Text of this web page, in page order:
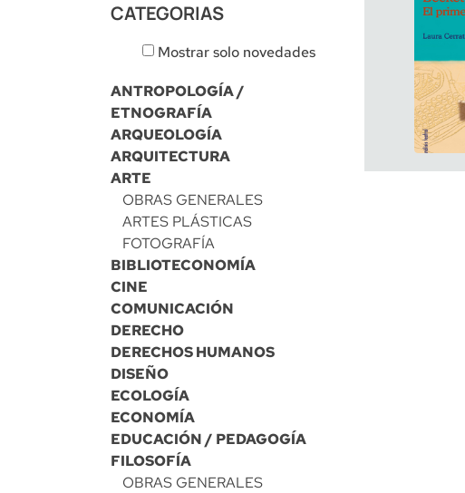
CATEGORIAS
Mostrar solo novedades
ANTROPOLOGÍA /
ETNOGRAFÍA
ARQUEOLOGÍA
ARQUITECTURA
ARTE
OBRAS GENERALES
ARTES PLÁSTICAS
FOTOGRAFÍA
BIBLIOTECONOMÍA
CINE
COMUNICACIÓN
DERECHO
DERECHOS HUMANOS
DISEÑO
ECOLOGÍA
ECONOMÍA
EDUCACIÓN / PEDAGOGÍA
FILOSOFÍA
OBRAS GENERALES